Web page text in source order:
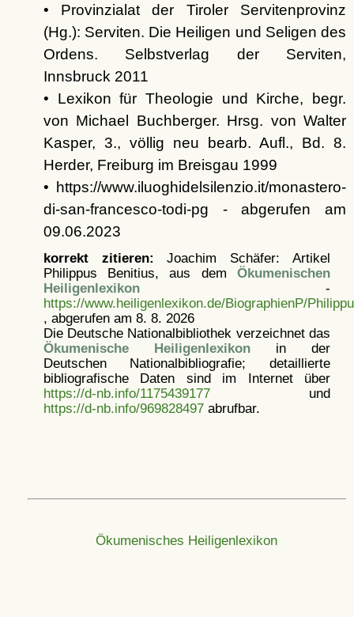
• Provinzialat der Tiroler Servitenprovinz
(Hg.): Serviten. Die Heiligen und Seligen des
Ordens. Selbstverlag der Serviten,
Innsbruck 2011
• Lexikon für Theologie und Kirche, begr.
von Michael Buchberger. Hrsg. von Walter
Kasper, 3., völlig neu bearb. Aufl., Bd. 8.
Herder, Freiburg im Breisgau 1999
• https://www.iluoghidelsilenzio.it/monastero-
di-san-francesco-todi-pg - abgerufen am
09.06.2023
korrekt zitieren: Joachim Schäfer: Artikel
Philippus Benitius, aus dem Ökumenischen
Heiligenlexikon-
https://www.heiligenlexikon.de/BiographienP/
, abgerufen am 8. 8. 2026
Die Deutsche Nationalbibliothek verzeichnet das
Ökumenische Heiligenlexikonin der
Deutschen Nationalbibliografie; detaillierte
bibliografische Daten sind im Internet über
https://d-nb.info/1175439177und
https://d-nb.info/969828497abrufbar.
Ökumenisches Heiligenlexikon